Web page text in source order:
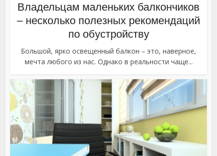
Владельцам маленьких балкончиков
– несколько полезных рекомендаций
по обустройству
Большой, ярко освещенный балкон – это, наверное,
мечта любого из нас. Однако в реальности чаще...